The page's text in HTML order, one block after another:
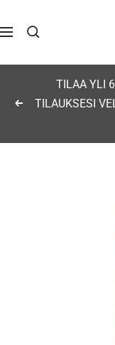
sisältöön
Navigaatio
Edellinen
TILAA YLI
TILAUKSESI